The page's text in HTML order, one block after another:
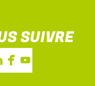
SUIVRE